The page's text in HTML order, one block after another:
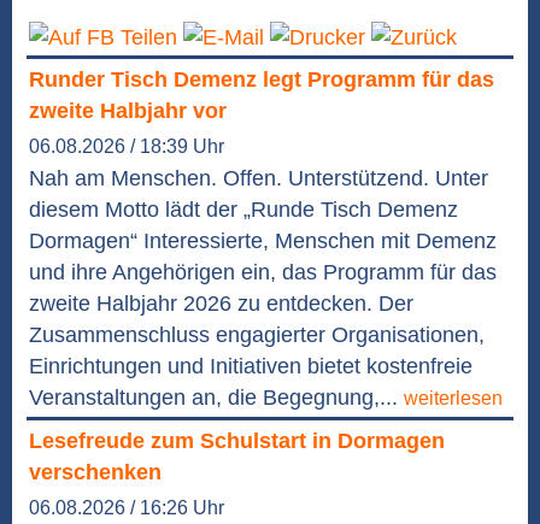
Runder Tisch Demenz legt Programm für das
zweite Halbjahr vor
06.08.2026 / 18:39 Uhr
Nah am Menschen. Offen. Unterstützend. Unter
diesem Motto lädt der „Runde Tisch Demenz
Dormagen“ Interessierte, Menschen mit Demenz
und ihre Angehörigen ein, das Programm für das
zweite Halbjahr 2026 zu entdecken. Der
Zusammenschluss engagierter Organisationen,
Einrichtungen und Initiativen bietet kostenfreie
Veranstaltungen an, die Begegnung,... weiterlesen
Lesefreude zum Schulstart in Dormagen
verschenken
06.08.2026 / 16:26 Uhr